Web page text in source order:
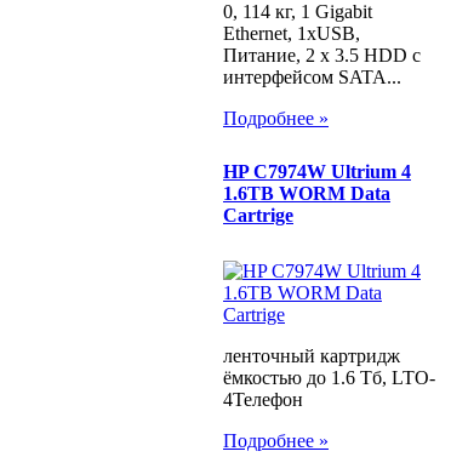
0, 114 кг, 1 Gigabit
Ethernet, 1хUSB,
Питание, 2 x 3.5 HDD с
интерфейсом SATA...
Подробнее »
HP C7974W Ultrium 4
1.6TB WORM Data
Cartrige
ленточный картридж
ёмкостью до 1.6 Тб, LTO-
4Телефон
Подробнее »